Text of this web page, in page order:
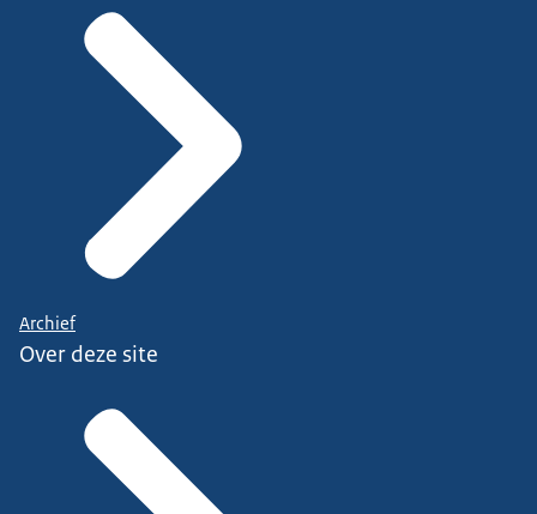
Archief
Over deze site